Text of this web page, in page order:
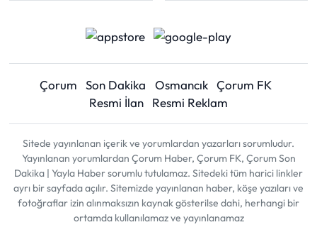
Çorum Son Dakika Osmancık Çorum FK
Resmi İlan
Resmi Reklam
Sitede yayınlanan içerik ve yorumlardan yazarları sorumludur.
Yayınlanan yorumlardan Çorum Haber, Çorum FK, Çorum Son
Dakika | Yayla Haber sorumlu tutulamaz. Sitedeki tüm harici linkler
ayrı bir sayfada açılır. Sitemizde yayınlanan haber, köşe yazıları ve
fotoğraflar izin alınmaksızın kaynak gösterilse dahi, herhangi bir
ortamda kullanılamaz ve yayınlanamaz